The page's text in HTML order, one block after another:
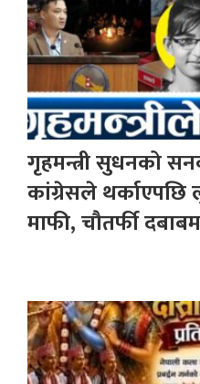
गृहमन्त्री सुधनको
कांग्रेसले
माफी, चौतर्फी